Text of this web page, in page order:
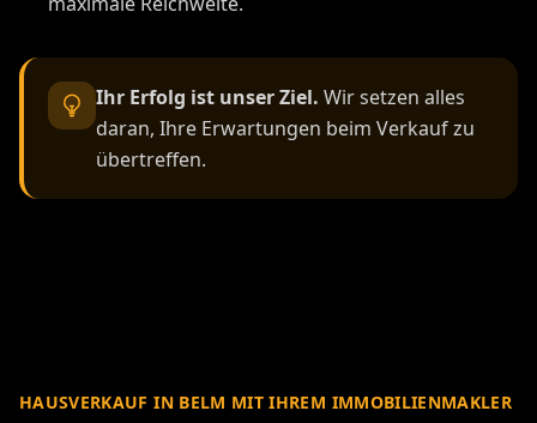
Ihr Erfolg ist unser Ziel. Wir setzen alles
daran, Ihre Erwartungen beim Verkauf zu
übertreffen.
HAUSVERKAUF IN BELM MIT IHREM IMMOBILIENMAKLER